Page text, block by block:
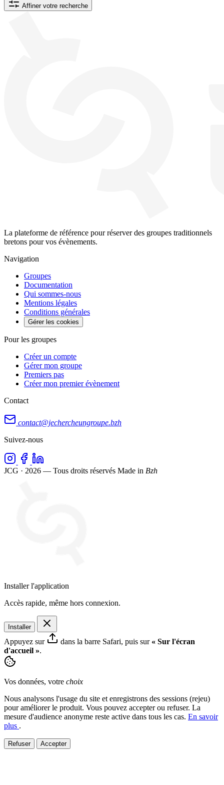
Affiner votre recherche
La plateforme de référence pour réserver des groupes traditionnels
bretons pour vos évènements.
Navigation
Groupes
Documentation
Qui sommes-nous
Mentions légales
Conditions générales
Gérer les cookies
Pour les groupes
Créer un compte
Gérer mon groupe
Premiers pas
Créer mon premier évènement
Contact
contact@jechercheungroupe.bzh
Suivez-nous
JCG · 2026 — Tous droits réservés Made in Bzh
Installer l'application
Accès rapide, même hors connexion.
Installer
Appuyez sur dans la barre Safari, puis sur « Sur l'écran
d'accueil ».
Vos données, votre choix
Nous analysons l'usage du site et enregistrons des sessions (rejeu)
pour améliorer le produit. Vous pouvez accepter ou refuser. La
mesure d'audience anonyme reste active dans tous les cas. En savoir
plus .
Refuser Accepter